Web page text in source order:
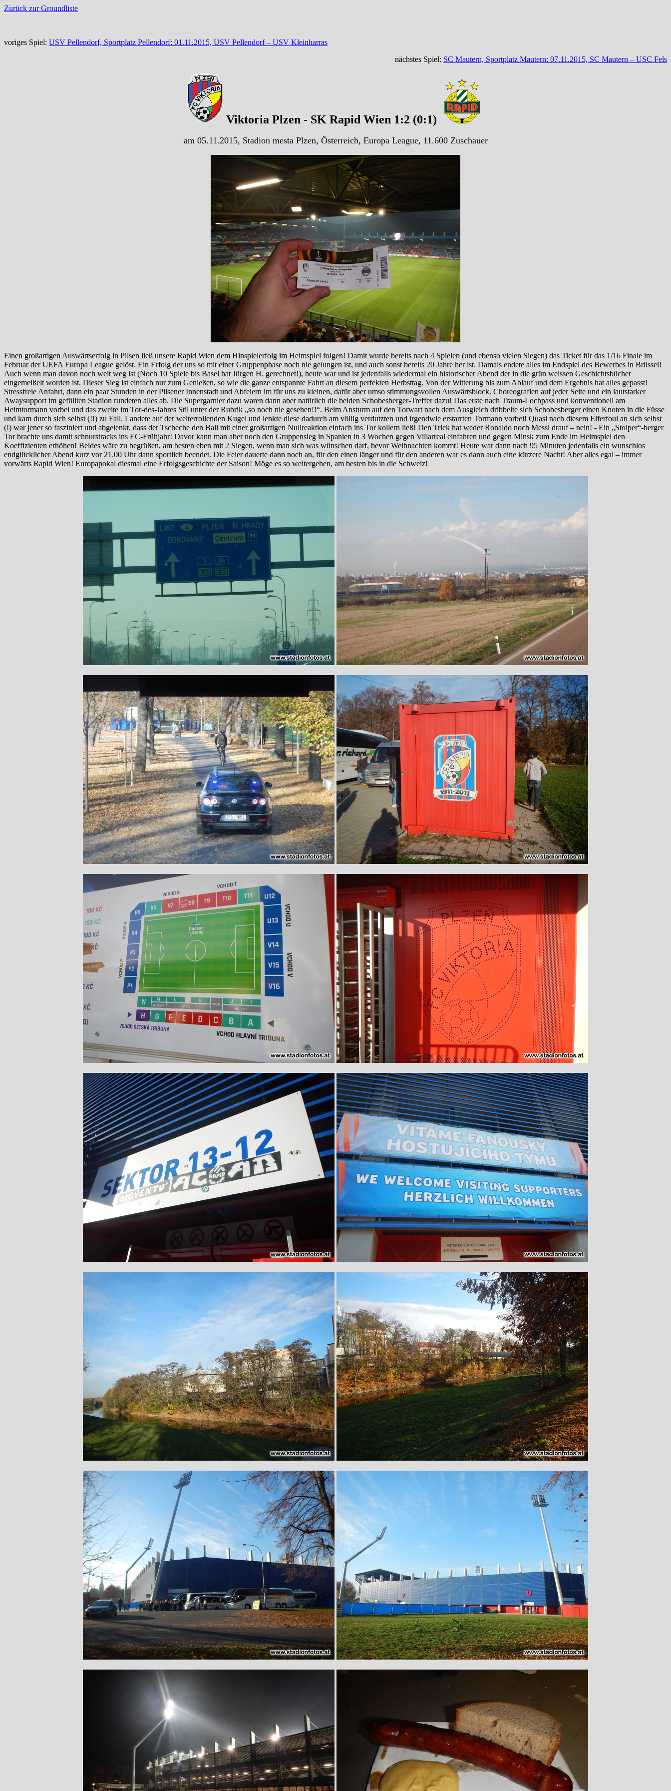
Zurück zur Groundliste
voriges Spiel: USV Pellendorf, Sportplatz Pellendorf: 01.11.2015, USV Pellendorf – USV Kleinharras
nächstes Spiel: SC Mautern, Sportplatz Mautern: 07.11.2015, SC Mautern – USC Fels
Viktoria Plzen - SK Rapid Wien 1:2 (0:1)
am 05.11.2015, Stadion mesta Plzen, Österreich, Europa League, 11.600 Zuschauer
Einen großartigen Auswärtserfolg in Pilsen ließ unsere Rapid Wien dem Hinspielerfolg im Heimspiel folgen! Damit wurde bereits nach 4 Spielen (und ebenso vielen Siegen) das Ticket für das 1/16 Finale im
Februar der UEFA Europa League gelöst. Ein Erfolg der uns so mit einer Gruppenphase noch nie gelungen ist, und auch sonst bereits 20 Jahre her ist. Damals endete alles im Endspiel des Bewerbes in Brüssel!
Auch wenn man davon noch weit weg ist (Noch 10 Spiele bis Basel hat Jürgen H. gerechnet!), heute war und ist jedenfalls wiedermal ein historischer Abend der in die grün weissen Geschichtsbücher
eingemeißelt worden ist. Dieser Sieg ist einfach nur zum Genießen, so wie die ganze entspannte Fahrt an diesem perfekten Herbsttag. Von der Witterung bis zum Ablauf und dem Ergebnis hat alles gepasst!
Stressfreie Anfahrt, dann ein paar Stunden in der Pilsener Innenstadt und Abfeiern im für uns zu kleinen, dafür aber umso stimmungsvollen Auswärtsblock. Choreografien auf jeder Seite und ein lautstarker
Awaysupport im gefüllten Stadion rundeten alles ab. Die Supergarnier dazu waren dann aber natürlich die beiden Schobesberger-Treffer dazu! Das erste nach Traum-Lochpass und konventionell am
Heimtormann vorbei und das zweite im Tor-des-Jahres Stil unter der Rubrik „so noch nie gesehen!!“. Beim Ansturm auf den Torwart nach dem Ausgleich dribbelte sich Schobesberger einen Knoten in die Füsse
und kam durch sich selbst (!!) zu Fall. Landete auf der weiterrollenden Kugel und lenkte diese dadurch am völlig verdutzten und irgendwie erstarrten Tormann vorbei! Quasi nach diesem Elferfoul an sich selbst
(!) war jener so fasziniert und abgelenkt, dass der Tscheche den Ball mit einer großartigen Nullreaktion einfach ins Tor kollern ließ! Den Trick hat weder Ronaldo noch Messi drauf – nein! - Ein „Stolper“-berger
Tor brachte uns damit schnurstracks ins EC-Frühjahr! Davor kann man aber noch den Gruppensieg in Spanien in 3 Wochen gegen Villarreal einfahren und gegen Minsk zum Ende im Heimspiel den
Koeffizienten erhöhen! Beides wäre zu begrüßen, am besten eben mit 2 Siegen, wenn man sich was wünschen darf, bevor Weihnachten kommt! Heute war dann nach 95 Minuten jedenfalls ein wunschlos
endglücklicher Abend kurz vor 21.00 Uhr dann sportlich beendet. Die Feier dauerte dann noch an, für den einen länger und für den anderen war es dann auch eine kürzere Nacht! Aber alles egal – immer
vorwärts Rapid Wien! Europapokal diesmal eine Erfolgsgeschichte der Saison! Möge es so weitergehen, am besten bis in die Schweiz!